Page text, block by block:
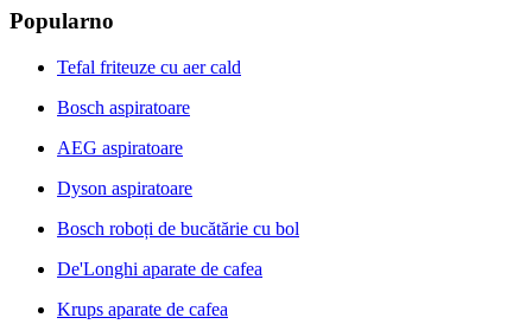
Popularno
Tefal friteuze cu aer cald
Bosch aspiratoare
AEG aspiratoare
Dyson aspiratoare
Bosch roboți de bucătărie cu bol
De'Longhi aparate de cafea
Krups aparate de cafea